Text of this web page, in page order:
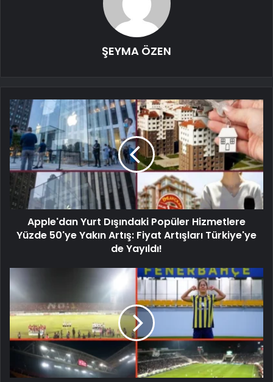
ŞEYMA ÖZEN
Apple'dan Yurt Dışındaki Popüler Hizmetlere
Yüzde 50'ye Yakın Artış: Fiyat Artışları Türkiye'ye
de Yayıldı!